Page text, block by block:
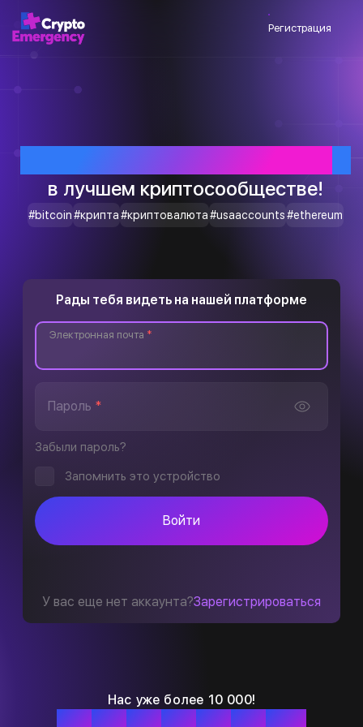
Регистрация
в лучшем криптосообществе!
#bitcoin#крипта#криптовалюта#usaaccounts#ethereum
Нас уже более 10 000!
Рады тебя видеть на нашей платформе
Электронная почта *
Пароль *
Забыли пароль?
Запомнить это устройство
Войти
У вас еще нет аккаунта?Зарегистрироваться